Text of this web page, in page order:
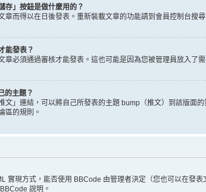
存」按鈕是做什麼用的？
章而得以在日後發表。重新裝載文章的功能請到會員控制台搜尋
能發表？
章必須通過審核才能發表。這也可能是因為您被管理員放入了
的主題？
文」連結，可以將自己所發表的主題 bump（推文）到該版面
區的規則。
實現方式，能否使用 BBCode 由管理者決定（您也可以在發
說明。